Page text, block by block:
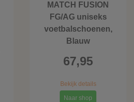
MATCH FUSION
FG/AG uniseks
voetbalschoenen,
Blauw
67,95
Bekijk details
Naar shop